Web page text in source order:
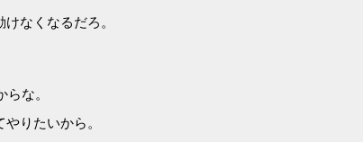
なくなるだろ。
な。
りたいから。